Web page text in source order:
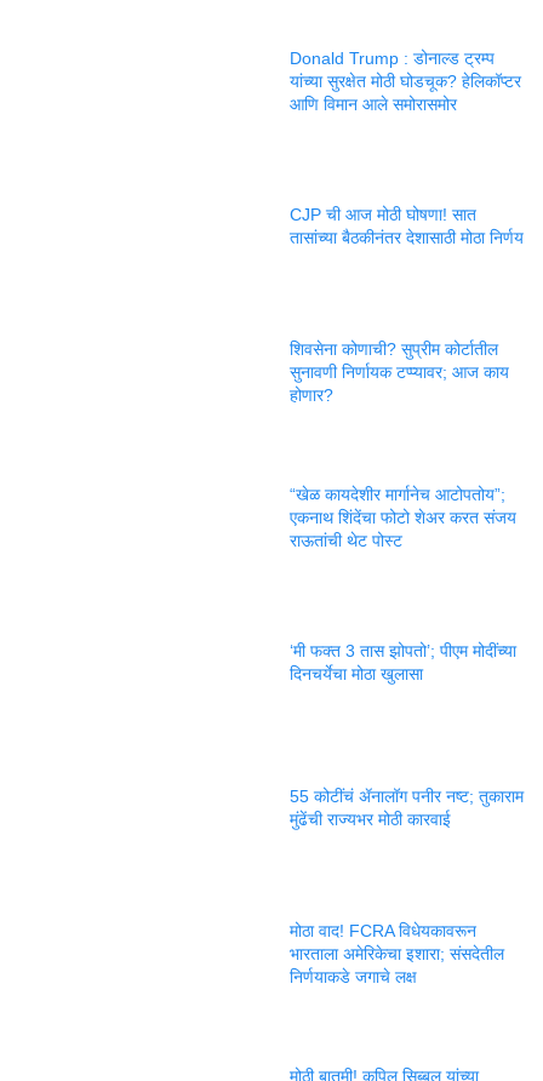
Donald Trump : डोनाल्ड ट्रम्प
यांच्या सुरक्षेत मोठी घोडचूक? हेलिकॉप्टर
आणि विमान आले समोरासमोर
CJP ची आज मोठी घोषणा! सात
तासांच्या बैठकीनंतर देशासाठी मोठा निर्णय
शिवसेना कोणाची? सुप्रीम कोर्टातील
सुनावणी निर्णायक टप्प्यावर; आज काय
होणार?
“खेळ कायदेशीर मार्गानेच आटोपतोय”;
एकनाथ शिंदेंचा फोटो शेअर करत संजय
राऊतांची थेट पोस्ट
‘मी फक्त 3 तास झोपतो’; पीएम मोदींच्या
दिनचर्येचा मोठा खुलासा
55 कोटींचं ॲनालॉग पनीर नष्ट; तुकाराम
मुंढेंची राज्यभर मोठी कारवाई
मोठा वाद! FCRA विधेयकावरून
भारताला अमेरिकेचा इशारा; संसदेतील
निर्णयाकडे जगाचे लक्ष
मोठी बातमी! कपिल सिब्बल यांच्या